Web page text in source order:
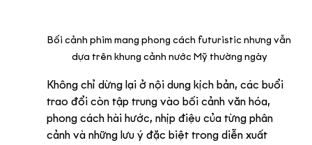
Bối cảnh phim mang phong cách futuristic nhưng vẫn
dựa trên khung cảnh nước Mỹ thường ngày
Không chỉ dừng lại ở nội dung kịch bản, các buổi
trao đổi còn tập trung vào bối cảnh văn hóa,
phong cách hài hước, nhịp điệu của từng phân
cảnh và những lưu ý đặc biệt trong diễn xuất